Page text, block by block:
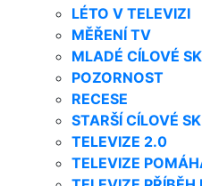
LÉTO V TELEVIZI
MĚŘENÍ TV
MLADÉ CÍLOVÉ
POZORNOST
RECESE
STARŠÍ CÍLOVÉ
TELEVIZE 2.0
TELEVIZE